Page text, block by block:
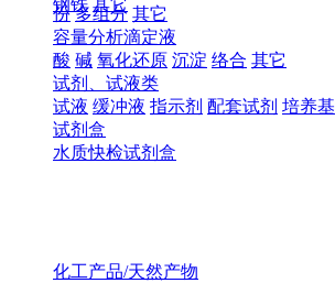
份 多组分 其它
容量分析滴定液
酸 碱 氧化还原 沉淀 络合 其它
试剂、试液类
试液 缓冲液 指示剂 配套试剂 培养基
试剂盒
水质快检试剂盒
化工产品/天然产物